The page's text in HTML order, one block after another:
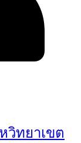
วิทยาเขต